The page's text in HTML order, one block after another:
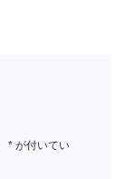
*が付いてい